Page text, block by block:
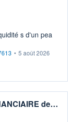
s d'un pea
• 5 août 2026
de…